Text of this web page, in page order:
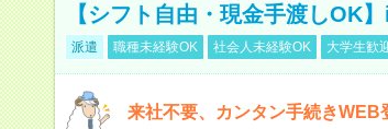
【シフト自由・現金手渡しOK
派遣 職種未経験OK 社会人未経験OK 大学生歓
来社不要、カンタン手続きWEB